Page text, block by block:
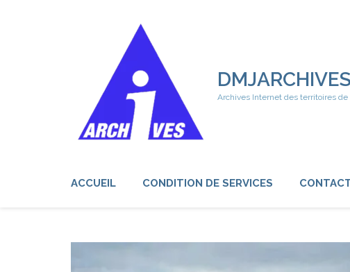
DMJARCHIVES
Archives Internet des territoires
ACCUEIL CONDITION DE SERVICES